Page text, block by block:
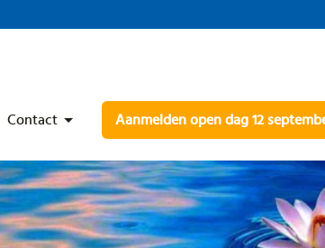
Contact Aanmelden open dag 12